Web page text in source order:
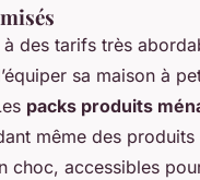
des tarifs très
sa maison à
packs produits
même des produits
choc, accessibles